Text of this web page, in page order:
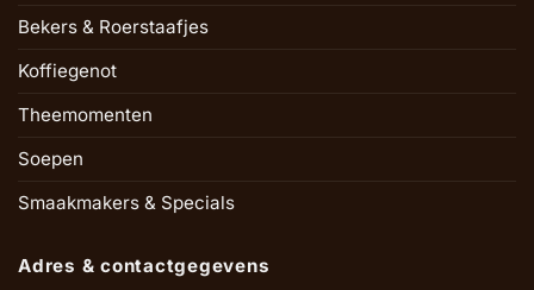
Bekers & Roerstaafjes
Koffiegenot
Theemomenten
Soepen
Smaakmakers & Specials
Adres & contactgegevens